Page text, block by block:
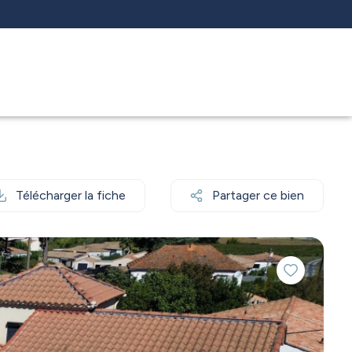
Télécharger la fiche Partager ce bien